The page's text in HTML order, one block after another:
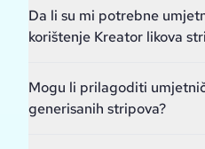
Da li su mi potrebne
korištenje Kreator likova
Mogu li prilagoditi
generisanih stripova?